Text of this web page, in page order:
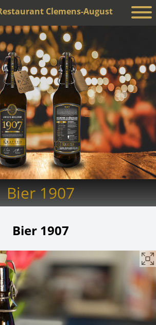
Clemens-August
Bier 1907
Bier 1907